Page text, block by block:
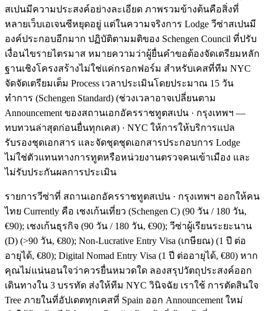
สเปนมีความประสงค์อย่างละเอียด ภาพรวมข้างต้นคือสิ่งที่
หลายเว็บเอเจนซีหยุดอยู่ แต่ในความจริงการ Lodge วีซ่าสเปนมี
องค์ประกอบอีกมาก ปฏิบัติตามมติของ Schengen Council ที่ปรับ
เงื่อนไขรายไตรมาส หมายความว่าผู้ยื่นคำขอต้องจัดเตรียมหลัก
ฐานเชิงโครงสร้างไม่ใช่แค่กรอกฟอร์ม สำหรับเคสที่ทีม NYC
จัดจัดเตรียมเต็ม Process เวลาประเมินโดยประมาณ 15 วัน
ทำการ (Schengen Standard) (ช่วงเวลาอาจเปลี่ยนตาม
Announcement ของสถานเอกอัครราชทูตสเปน · กรุงเทพฯ —
ทบทวนล่าสุดก่อนยื่นทุกเคส) · NYC ให้การให้บริการแปล
รับรองชุดเอกสาร และจัดชุดชุดเอกสารประกอบการ Lodge
ไม่ใช่ตัวแทนทางการทูตหรือหน่วยงานตรวจคนเข้าเมือง และ
ไม่รับประกันผลการประเมิน
รายการวีซ่าที่ สถานเอกอัครราชทูตสเปน · กรุงเทพฯ ออกให้คน
ไทย Currently คือ เชงเก้นเที่ยว (Schengen C) (90 วัน / 180 วัน,
€90); เชงเก้นธุรกิจ (90 วัน / 180 วัน, €90); วีซ่าผู้เรียนระยะนาน
(D) (>90 วัน, €80); Non-Lucrative Entry Visa (เกษียณ) (1 ปี ต่อ
อายุได้, €80); Digital Nomad Entry Visa (1 ปี ต่ออายุได้, €80) หาก
คุณไม่แน่นอนใจว่าควรยื่นหมวดใด ลองสรุปวัตถุประสงค์ออก
เดินทางใน 3 บรรทัด ส่งให้ทีม NYC วินิจฉัย เราใช้ การตัดสินใจ
Tree ภายในที่อัปเดตทุกเคสที่ Spain ออก Announcement ใหม่